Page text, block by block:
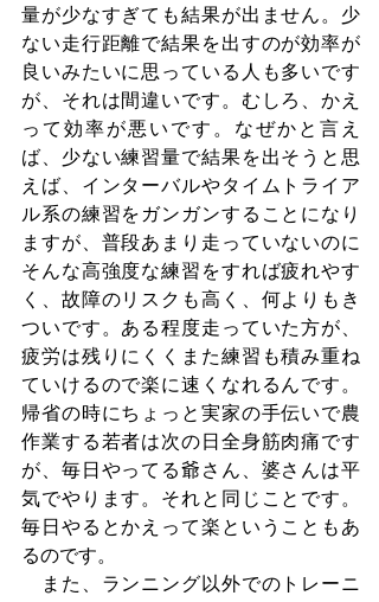
量が少なすぎても結果が出ません。少
ない走行距離で結果を出すのが効率が
良いみたいに思っている人も多いです
が、それは間違いです。むしろ、かえ
って効率が悪いです。なぜかと言え
ば、少ない練習量で結果を出そうと思
えば、インターバルやタイムトライア
ル系の練習をガンガンすることになり
ますが、普段あまり走っていないのに
そんな高強度な練習をすれば疲れやす
く、故障のリスクも高く、何よりもき
ついです。ある程度走っていた方が、
疲労は残りにくくまた練習も積み重ね
ていけるので楽に速くなれるんです。
帰省の時にちょっと実家の手伝いで農
作業する若者は次の日全身筋肉痛です
が、毎日やってる爺さん、婆さんは平
気でやります。それと同じことです。
毎日やるとかえって楽ということもあ
るのです。
また、ランニング以外でのトレーニ